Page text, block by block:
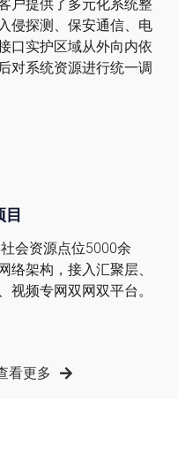
户提供了多元化系统整
侵探测、保安通信、电
口实护区域从外向内依
对系统资源进行统一调
会资源点位5000余
络架构，接入汇聚层、
视频专网双网双平台。
看更多